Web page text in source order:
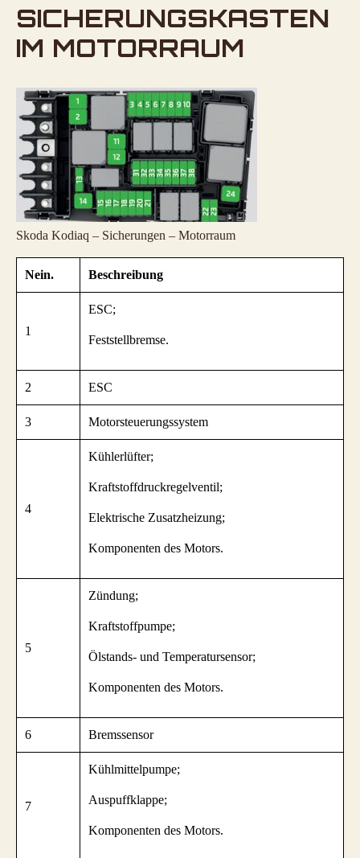
SICHERUNGSKASTEN
IM MOTORRAUM
Skoda Kodiaq – Sicherungen – Motorraum
Nein. Beschreibung
1
ESC;
Feststellbremse.
2 ESC
3 Motorsteuerungssystem
4
Kühlerlüfter;
Kraftstoffdruckregelventil;
Elektrische Zusatzheizung;
Komponenten des Motors.
5
Zündung;
Kraftstoffpumpe;
Ölstands- und Temperatursensor;
Komponenten des Motors.
6 Bremssensor
7
Kühlmittelpumpe;
Auspuffklappe;
Komponenten des Motors.